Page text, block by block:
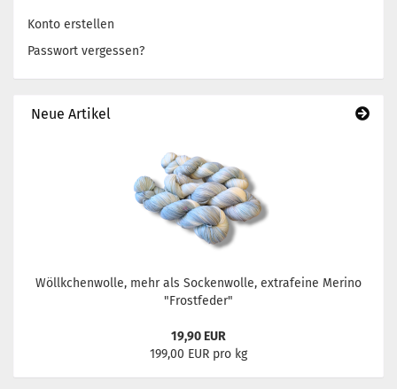
Konto erstellen
Passwort vergessen?
Neue Artikel
Wöllkchenwolle, mehr als Sockenwolle, extrafeine Merino
"Frostfeder"
19,90 EUR
199,00 EUR pro kg